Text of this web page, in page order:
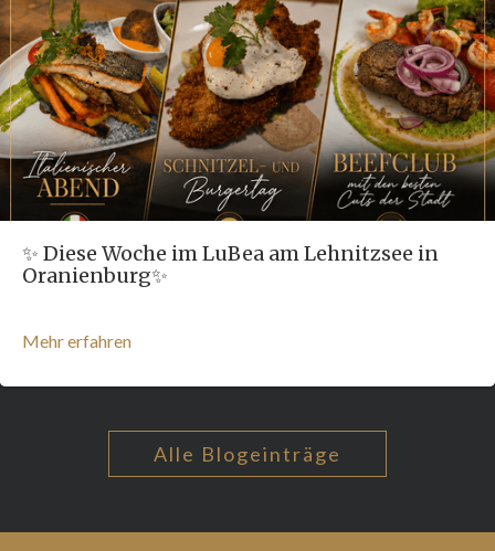
✨ Diese Woche im LuBea am Lehnitzsee in
Oranienburg✨
Mehr erfahren
Alle Blogeinträge